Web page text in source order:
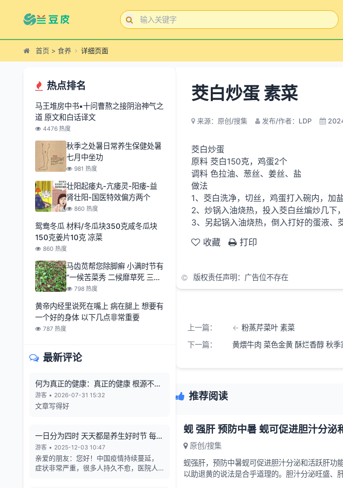
首页 > 食养 详细页面
热点排名
马王堆房中书▪十问曹熬之接阴治神气之
道 原文和白话译文
4476 热度
秋季之处暑日常养生保健处暑
七月中坐功
981 热度
壮阳起痿丸-亢痿灵-阳痿-益
肾壮阳-国医特效偏方两个
860 热度
鸳鸯冬瓜 材料/冬瓜块350克咸冬瓜块
150克姜片10克 凉菜
860 热度
马齿苋帮您除脚癣 小满时节有
“一候苦菜秀 二候靡草死 三候
麦秋至
798 热度
黄帝内经里说死在嘴上 病在腿上 想要有
一个好的身体 以下几点非常重要
787 热度
最新评论
何为真正的健康：真正的健康 根源不在
向外寻觅
游客 • 2026-07-31 15:32
文章写得好
一日分为四时 天天都是养生好时节 每一
天的养生也有4个最关键的时段
游客 • 2025-12-03 10:47
亲爱的朋友：您好！中国疫情持续蔓延，
症状非常严重，很多人持久不愈，医院人
茭白炒蛋 素菜
来源：原创/搜集 发布/作者：LDP
茭白炒蛋
原料 茭白150克，鸡蛋2个
调料 色拉油、葱丝、姜丝、盐
做法
1、茭白洗净，切丝，鸡蛋打入碗内，加盐
2、炒锅入油烧热，投入茭白丝煸炒几下
3、另起锅入油烧热，倒入打好的蛋液、
收藏 打印
版权责任声明：广告位不存在
上一篇：
粉蒸芹菜叶 素菜
下一篇：
黄煨牛肉 菜色金黄 酥烂香醇 秋季
推荐阅读
原创/搜集
蚬强肝，预防中暑蚬可促进胆汁分泌和活跃肝功
以助退黄的说法是合乎道理的。胆汁分泌旺盛、